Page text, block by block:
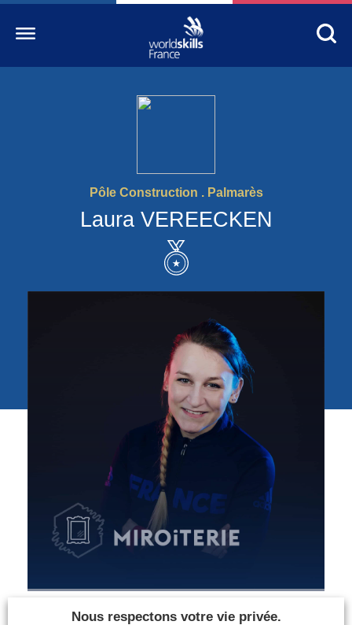
Pôle Construction . Palmarès
Laura VEREECKEN
La compétition
Découvrez un métier
S’informer
Nos partenaires
Contactez-nous
Suivez l’Équipe de France des métiers
Shanghai 2026
Questions fréquentes
Actualités
Espace presse
Nous respectons votre vie privée.